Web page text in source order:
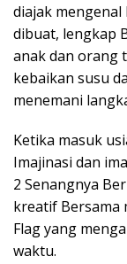
diajak mengenal
dibuat, lengkap
anak dan orang
kebaikan susu
menemani
Ketika masuk
Imajinasi dan
2 Senangnya
kreatif Bersama
Flag yang
waktu.